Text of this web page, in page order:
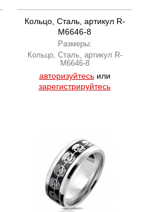
Кольцо, Сталь, артикул R-
M6646-8
Размеры:
Кольцо, Сталь, артикул R-
M6646-8
авторизуйтесьили
зарегистрируйтесь